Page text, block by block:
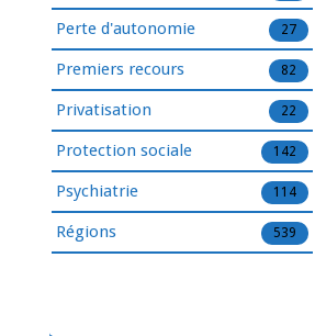
Perte d'autonomie 27
Premiers recours 82
Privatisation 22
Protection sociale 142
Psychiatrie 114
Régions 539